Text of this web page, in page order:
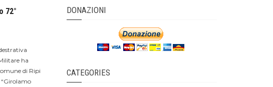
72°
ha
di Ripi
“Girolamo
DONAZIONI
CATEGORIES